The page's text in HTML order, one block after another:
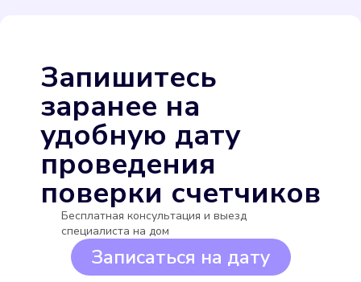
Выбрать
Бетар СГВ-15
Подробнее
Запишитесь
заранее на
удобную дату
проведения
поверки счетчиков
Бесплатная консультация и выезд
специалиста на дом
Записаться на дату